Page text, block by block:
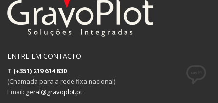
ENTRE EM CONTACTO
T (+351) 219 614 830
(Chamada para a rede fixa nacional)
Email: geral@gravoplot.pt